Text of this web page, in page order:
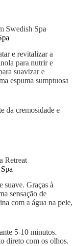
e revitalizar a
para nutrir e
suavizar e
espuma sumptuosa
da cremosidade e
suave. Graças à
sensação de
com a água na pele,
5-10 minutos.
direto com os olhos.